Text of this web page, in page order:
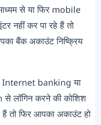
से या फिर mobile
नहीं कर पा रहे हैं तो
बैंक अकाउंट निष्क्रिय
banking या
लॉगिन करने की कोशिश
तो फिर आपका अकाउंट हो